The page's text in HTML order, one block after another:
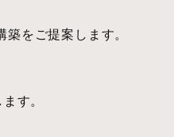
をご提案します。
す。